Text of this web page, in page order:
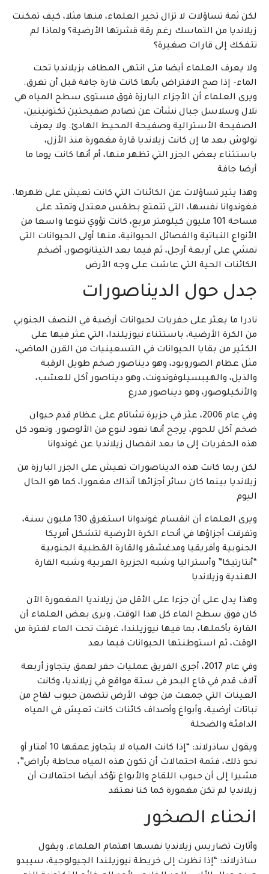
لكن ثمة تساؤلات لا تزال تحير العلماء، منها مثلا، كيف تمكنت
زيلانديا من التماسك رغم رقة قشرتها الأرضية؟ ولماذا لم
تتفكك إلى قارات صغيرة؟
ولا يعرف العلماء أيضا متى انتهى المطاف بزيلانديا تحت
الماء- إذا صح الافتراض بأنها كانت قارة جافة قبل أن تغرق.
ويرى العلماء أن الأجزاء البارزة فوق مستوى سطح المياه هي
تلال وسلاسل جبال نشأت عن تصادم صفيحتين تكتونيتين،
الصفيحة الأسترالية وصفيحة المحيط الهادئ. ولا يعرف
تولوش بعد ما إن كانت زيلانديا قارة مغمورة منذ الأزل،
باستثناء بعض الجزر التي تظهر منها، أم أنها كانت يوما ما
أرضا جافة
وهذا يثير تساؤلات عن الكائنات التي كانت تعيش على ظهرها.
فغوندوانا نفسها، التي تتمتع بطقس معتدل وتمتد على
مساحة 101 مليون كيلومتر مربع، كانت تؤوي تنوعا واسعا من
الأنواع النباتية والفصائل الحيوانية، منها أولى الحيوانات التي
تمشي على أربعة أرجل، ثم فيما بعد التيتانوصور، أضخم
الكائنات الحية التي عاشت على وجه الأرض
جدل حول الديناصورات
نادرا ما يعثر على حفريات لحيوانات أرضية في النصف الجنوبي
من الكرة الأرضية، باستثناء نيوزيلندا، التي عثر فيها على
الكثير من بقايا الحيوانات في التسعينيات من القرن الماضي،
مثل عظام الصوروبود، وهو ديناصور ضخم طويل الرقبة
والذيل، والهيبسيلوفوندونت، وهو ديناصور آكل للعشب،
والأنكيلوصور، وهو ديناصور مدرع
وفي عام 2006، عثر في جزيرة تشاتام على عظام قدم حيوان
ضخم آكل للحوم، يرجح أنها تعود لنوع من الألوصور. وتعود كل
هذه الحفريات إلى ما بعد انفصال زيلانديا عن غوندوانا
لكن ربما كانت هذه الديناصورات تعيش على الجزر البارزة من
زيلانديا بينما كان سائر أجزائها آنذاك مغمورا، كما هو الحال
اليوم
ويرى العلماء أن انقسام غوندوانا استغرق 130 مليون سنة،
وتفرقت أجزاؤها في أنحاء الكرة الأرضية لتشكل أمريكا
الجنوبية وأفريقيا ومدغشقر والقارة القطبية الجنوبية
“أنتارتيكا” وأستراليا وشبه الجزيرة العربية وشبه القارة
الهندية وزيلانديا
وهذا يدل على أن جزءا على الأقل من زيلانديا المغمورة الآن
كان فوق سطح الماء كل هذا الوقت. ويرى بعض العلماء أن
القارة بأكملها، بما فيها نيوزيلندا، غرقت تحت الماء لفترة من
الوقت، ثم استوطنتها الحيوانات فيما بعد
وفي عام 2017، أجرى الفريق عمليات حفر لعمق يتجاوز أربعة
آلاف قدم في قاع البحر في ستة مواقع في زيلانديا، وكانت
العينات التي جمعت من جوف الأرض تتضمن حبوب لقاح من
نباتات أرضية، وأبواغ وأصداف كائنات كانت تعيش في المياه
الدافئة والضحلة
ويقول ساذرلاند: “إذا كانت المياه لا يتجاوز عمقها 10 أمتار أو
نحو ذلك، فثمة احتمالات أن تكون هذه المياه محاطة بأراض”،
مشيرا إلى أن حبوب اللقاح والأبواغ تؤكد أيضا احتمالات أن
زيلانديا لم تكن مغمورة كما كنا نعتقد
انحناء الصخور
وأثارت تضاريس زيلانديا نفسها اهتمام العلماء. ويقول
ساذرلاند: “إذا نظرت إلى خريطة نيوزيلندا الجيولوجية، سيبدو